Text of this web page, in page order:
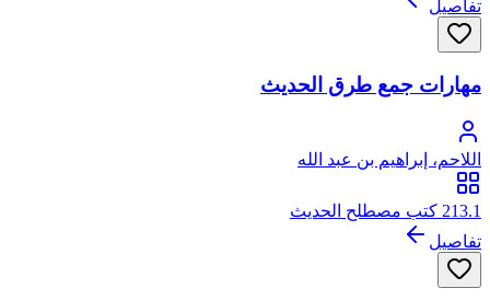
تفاصيل
مهارات جمع طرق الحديث
اللاحم، إبراهيم بن عبد الله
213.1 كتب مصطلح الحديث
تفاصيل